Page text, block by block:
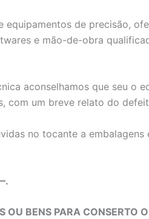
equipamentos de precisão,
e mão-de-obra
aconselhamos que seu o
com um breve relato do
no tocante a embalagens
OU BENS PARA CONSERTO